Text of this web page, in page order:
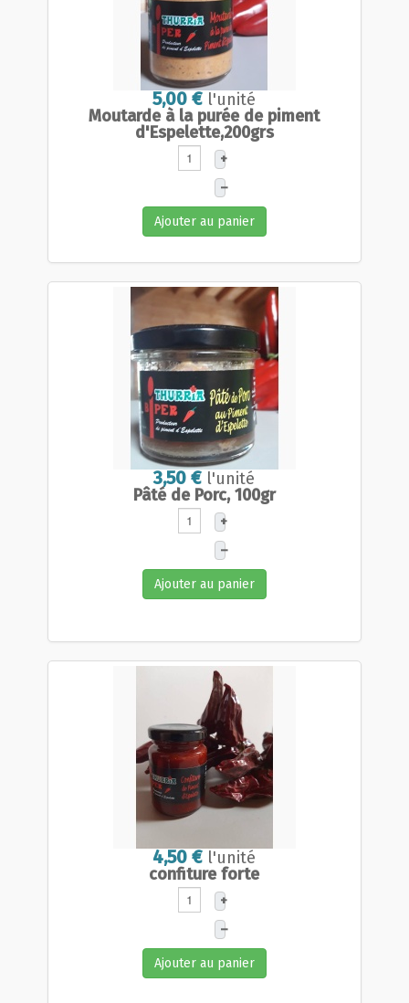
5,00 € l'unité
Moutarde à la purée de piment
d'Espelette,200grs
+
–
Ajouter au panier
3,50 € l'unité
Pâté de Porc, 100gr
+
–
Ajouter au panier
4,50 € l'unité
confiture forte
+
–
Ajouter au panier